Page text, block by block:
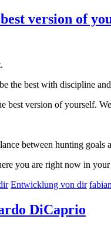
version of
the best with discipline
best version of yourself.
between hunting
you are right now in your
Entwicklung von dir
DiCaprio